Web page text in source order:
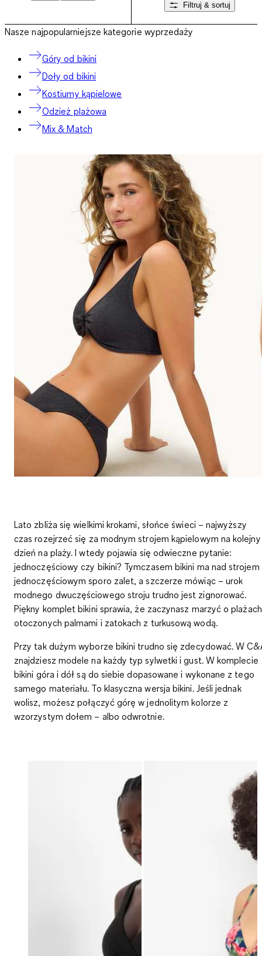
Filtruj & sortuj
Nasze najpopularniejsze kategorie wyprzedaży
Góry od bikini
Doły od bikini
Kostiumy kąpielowe
Odzież plażowa
Mix & Match
Lato zbliża się wielkimi krokami, słońce świeci – najwyższy
czas rozejrzeć się za modnym strojem kąpielowym na kolejny
dzień na plaży. I wtedy pojawia się odwieczne pytanie:
jednoczęściowy czy bikini? Tymczasem bikini ma nad strojem
jednoczęściowym sporo zalet, a szczerze mówiąc – urok
modnego dwuczęściowego stroju trudno jest zignorować.
Piękny komplet bikini sprawia, że zaczynasz marzyć o plażach
otoczonych palmami i zatokach z turkusową wodą.
Przy tak dużym wyborze bikini trudno się zdecydować. W
znajdziesz modele na każdy typ sylwetki i gust. W komplecie
bikini góra i dół są do siebie dopasowane i wykonane z tego
samego materiału. To klasyczna wersja bikini. Jeśli jednak
wolisz, możesz połączyć górę w jednolitym kolorze z
wzorzystym dołem – albo odwrotnie.